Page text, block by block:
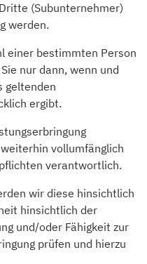
(Subunternehmer)
werden.
einer bestimmten Person
nur dann, wenn und
geltenden
ergibt.
vollumfänglich
verantwortlich.
wir diese hinsichtlich
hinsichtlich der
und/oder Fähigkeit zur
prüfen und hierzu